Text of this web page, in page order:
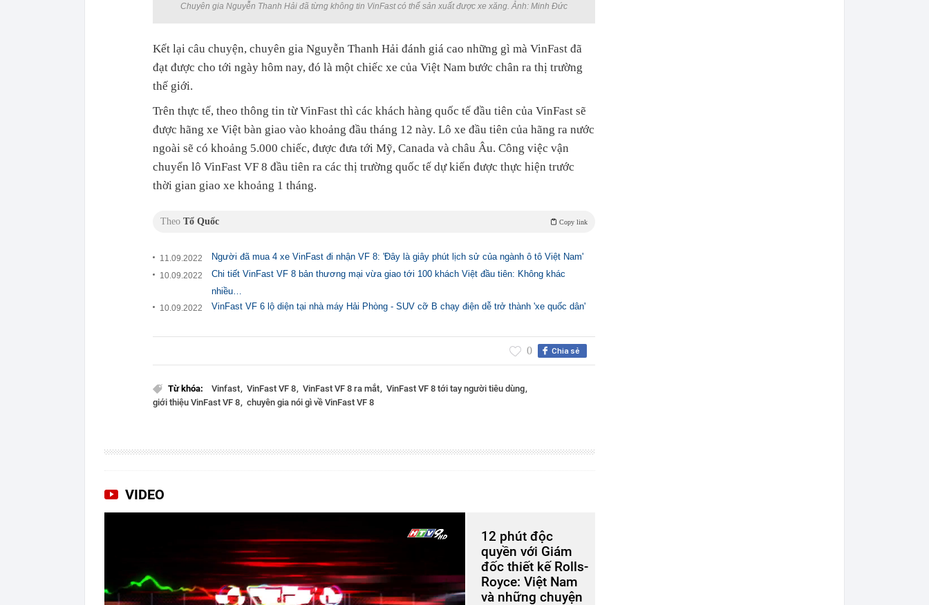
Chuyên gia Nguyễn Thanh Hải đã từng không tin VinFast có thể sản xuất được xe xăng. Ảnh: Minh Đức
Kết lại câu chuyện, chuyên gia Nguyễn Thanh Hải đánh giá cao những gì mà VinFast đã
đạt được cho tới ngày hôm nay, đó là một chiếc xe của Việt Nam bước chân ra thị trường
thế giới.
Trên thực tế, theo thông tin từ VinFast thì các khách hàng quốc tế đầu tiên của VinFast sẽ
được hãng xe Việt bàn giao vào khoảng đầu tháng 12 này. Lô xe đầu tiên của hãng ra nước
ngoài sẽ có khoảng 5.000 chiếc, được đưa tới Mỹ, Canada và châu Âu. Công việc vận
chuyển lô VinFast VF 8 đầu tiên ra các thị trường quốc tế dự kiến được thực hiện trước
thời gian giao xe khoảng 1 tháng.
Theo Tổ Quốc Copy link
11.09.2022 Người đã mua 4 xe VinFast đi nhận VF 8: 'Đây là giây phút lịch sử của ngành ô tô Việt Nam'
10.09.2022
Chi tiết VinFast VF 8 bản thương mại vừa giao tới 100 khách Việt đầu tiên: Không khác
nhiều…
10.09.2022 VinFast VF 6 lộ diện tại nhà máy Hải Phòng - SUV cỡ B chạy điện dễ trở thành 'xe quốc dân'
Chia sẻ
0
Từ khóa: Vinfast VinFast VF 8 VinFast VF 8 ra mắt VinFast VF 8 tới tay người tiêu dùng
giới thiệu VinFast VF 8 chuyên gia nói gì về VinFast VF 8
VIDEO
12 phút độc
quyền với Giám
đốc thiết kế Rolls-
Royce: Việt Nam
và những chuyện